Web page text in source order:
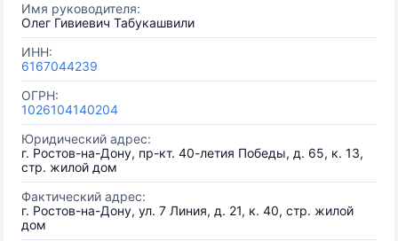
Имя руководителя:
Олег Гивиевич Табукашвили
ИНН:
6167044239
ОГРН:
1026104140204
Юридический адрес:
г. Ростов-на-Дону, пр-кт. 40-летия Победы, д. 65, к. 13,
стр. жилой дом
Фактический адрес:
г. Ростов-на-Дону, ул. 7 Линия, д. 21, к. 40, стр. жилой
дом